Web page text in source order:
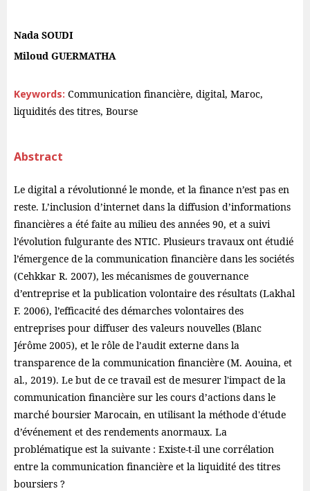
Nada SOUDI
Miloud GUERMATHA
Keywords: Communication financière, digital, Maroc,
liquidités des titres, Bourse
Abstract
Le digital a révolutionné le monde, et la finance n’est pas en
reste. L’inclusion d’internet dans la diffusion d’informations
financières a été faite au milieu des années 90, et a suivi
l’évolution fulgurante des NTIC. Plusieurs travaux ont étudié
l’émergence de la communication financière dans les sociétés
(Cehkkar R. 2007), les mécanismes de gouvernance
d’entreprise et la publication volontaire des résultats (Lakhal
F. 2006), l’efficacité des démarches volontaires des
entreprises pour diffuser des valeurs nouvelles (Blanc
Jérôme 2005), et le rôle de l’audit externe dans la
transparence de la communication financière (M. Aouina, et
al., 2019). Le but de ce travail est de mesurer l'impact de la
communication financière sur les cours d’actions dans le
marché boursier Marocain, en utilisant la méthode d'étude
d’événement et des rendements anormaux. La
problématique est la suivante : Existe-t-il une corrélation
entre la communication financière et la liquidité des titres
boursiers ?